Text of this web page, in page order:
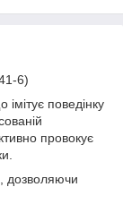
6)
поведінку
провокує
дозволяючи